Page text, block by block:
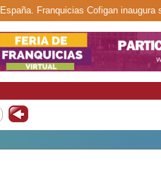
Franquicias Cofigan